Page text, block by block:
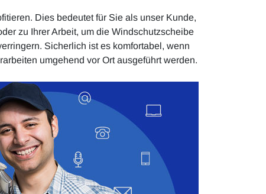
Dies bedeutet für Sie als unser Kunde,
zu Ihrer Arbeit, um die Windschutzscheibe
Sicherlich ist es komfortabel, wenn
umgehend vor Ort ausgeführt werden.